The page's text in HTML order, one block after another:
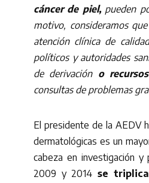
cáncer de piel, pueden
motivo, consideramos
atención clínica de
políticos y autoridades
de derivacióno
consultas de problemas
El presidente de la AEDV
dermatológicas es un
cabeza en investigación y
2009 y 2014 se